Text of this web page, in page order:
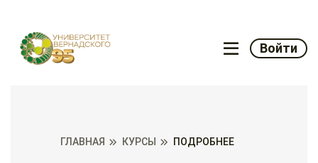
Войти
ГЛАВНАЯ КУРСЫ ПОДРОБНЕЕ